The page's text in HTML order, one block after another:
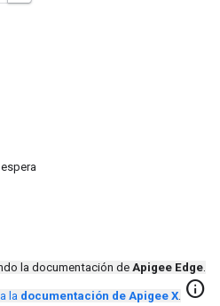
la documentación deApigee Edge.
la documentación de Apigee X. info